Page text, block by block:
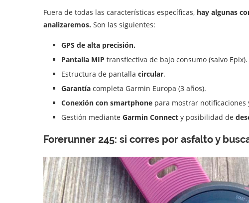
Fuera de todas las características específicas, hay algunas
analizaremos. Son las siguientes:
GPS de alta precisión.
Pantalla MIP transflectiva de bajo consumo (salvo Epix).
Estructura de pantalla circular.
Garantía completa Garmin Europa (3 años).
Conexión con smartphone para mostrar notificaciones
Gestión mediante Garmin Connect y posibilidad de
Forerunner 245: si corres por asfalto y